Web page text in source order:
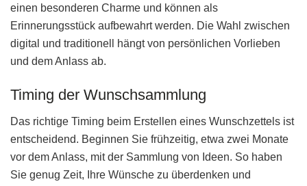
einen besonderen Charme und können als
Erinnerungsstück aufbewahrt werden. Die Wahl zwischen
digital und traditionell hängt von persönlichen Vorlieben
und dem Anlass ab.
Timing der Wunschsammlung
Das richtige Timing beim Erstellen eines Wunschzettels ist
entscheidend. Beginnen Sie frühzeitig, etwa zwei Monate
vor dem Anlass, mit der Sammlung von Ideen. So haben
Sie genug Zeit, Ihre Wünsche zu überdenken und